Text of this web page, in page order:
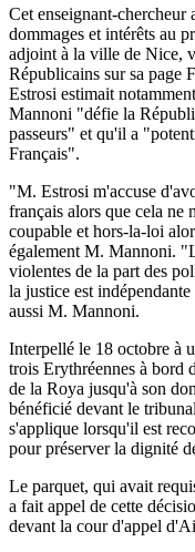
Cet enseignant-
dommages et intérêts au
adjoint à la ville de Nice,
Républicains sur sa page
Estrosi estimait
Mannoni "défie la
passeurs" et qu'il a
Français".
"M. Estrosi m'accuse
français alors que cela ne
coupable et hors-la-loi
également M. Mannoni.
violentes de la part des
la justice est
aussi M. Mannoni.
Interpellé le 18 octobre à
trois Erythréennes à bord
de la Roya jusqu'à son
bénéficié devant le
s'applique lorsqu'il est
pour préserver la dignité
Le parquet, qui avait
a fait appel de cette
devant la cour d'appel